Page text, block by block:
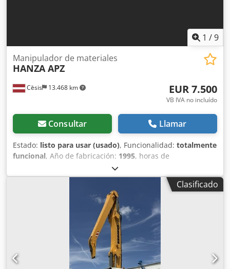
1 /9
Cēsis 13.468 km
Manipulador de materiales
HANZA APZ
EUR 7.500
VB IVA no incluído
Consultar Llamar
Estado: listo para usar (usado), Funcionalidad: totalmente
funcional, Año de fabricación: 1995, horas de
, En venta: Excavadora HANSA APZ
531 A pesar de su antigüedad, la excavadora se encuentra
en buenas condiciones técnicas: todas las funciones están
operativas. • Horas de funcionamiento: 7059
Dcsdjzmagnspfx Acyok • Utilizada únicamente en Alemania
• Diseñada para excavaciones de precisión • Con brazo
extensible telescópico Al reemplazar la cuchara de
excavación por una cuchara de pinza (de concha), la
excavadora se vuelve muy adecuada para clasificar
diversos materiales y realizar una preselección de
Clasificado